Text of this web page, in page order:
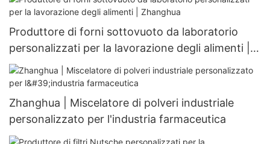
Produttore di forni sottovuoto da laboratorio
personalizzati per la lavorazione degli alimenti |
Zhanghua
Zhanghua | Miscelatore di polveri industriale
personalizzato per l'industria farmaceutica